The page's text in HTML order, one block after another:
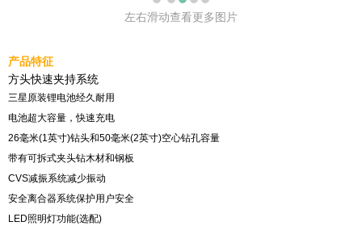
左右滑动查看更多图片
产品特征
方头快速夹持系统
三星原装锂电池经久耐用
电池超大容量，快速充电
26毫米(1英寸)钻头和50毫米(2英寸)空心钻孔容量
带有可拆式夹头钻木材和钢板
CVS减振系统减少振动
安全离合器系统保护用户安全
LED照明灯功能(选配)